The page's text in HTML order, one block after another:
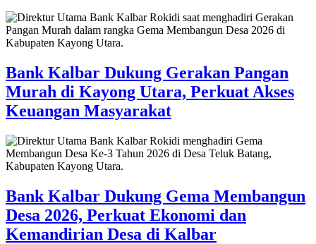
Bank Kalbar Dukung Gerakan Pangan
Murah di Kayong Utara, Perkuat Akses
Keuangan Masyarakat
Bank Kalbar Dukung Gema Membangun
Desa 2026, Perkuat Ekonomi dan
Kemandirian Desa di Kalbar